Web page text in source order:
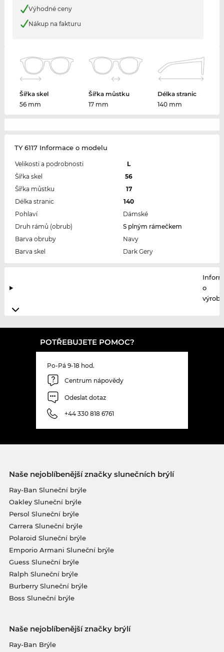
Výhodné ceny
Nákup na fakturu
Šířka skel
56 mm
Šířka můstku
17 mm
Délka stranic
140 mm
TY 6117 Informace o modelu
Velikosti a podrobnosti
L
Šířka skel
56
Šířka můstku
17
Délka stranic
140
Pohlaví
Dámské
Druh rámů (obrub)
S plným rámečkem
Barva obruby
Navy
Barva skel
Dark Gery
o
POTŘEBUJETE POMOC?
Po-Pá 9-18 hod.
Centrum nápovědy
Odeslat dotaz
+44 330 818 6761
Naše nejoblíbenější značky slunečních brýlí
Ray-Ban Sluneční brýle
Oakley Sluneční brýle
Persol Sluneční brýle
Carrera Sluneční brýle
Polaroid Sluneční brýle
Emporio Armani Sluneční brýle
Guess Sluneční brýle
Ralph Sluneční brýle
Burberry Sluneční brýle
Boss Sluneční brýle
Naše nejoblíbenější značky brýlí
Ray-Ban Brýle